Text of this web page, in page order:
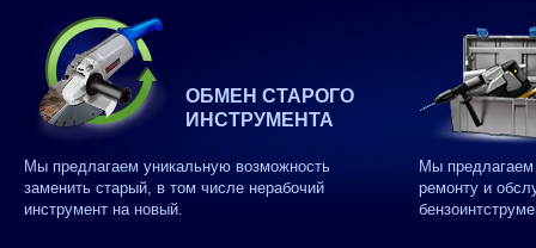
ОБМЕН СТАРОГО
ИНСТРУМЕНТА
Мы предлагаем уникальную возможность
заменить старый, в том числе нерабочий
инструмент на новый.
Мы
ремонту и